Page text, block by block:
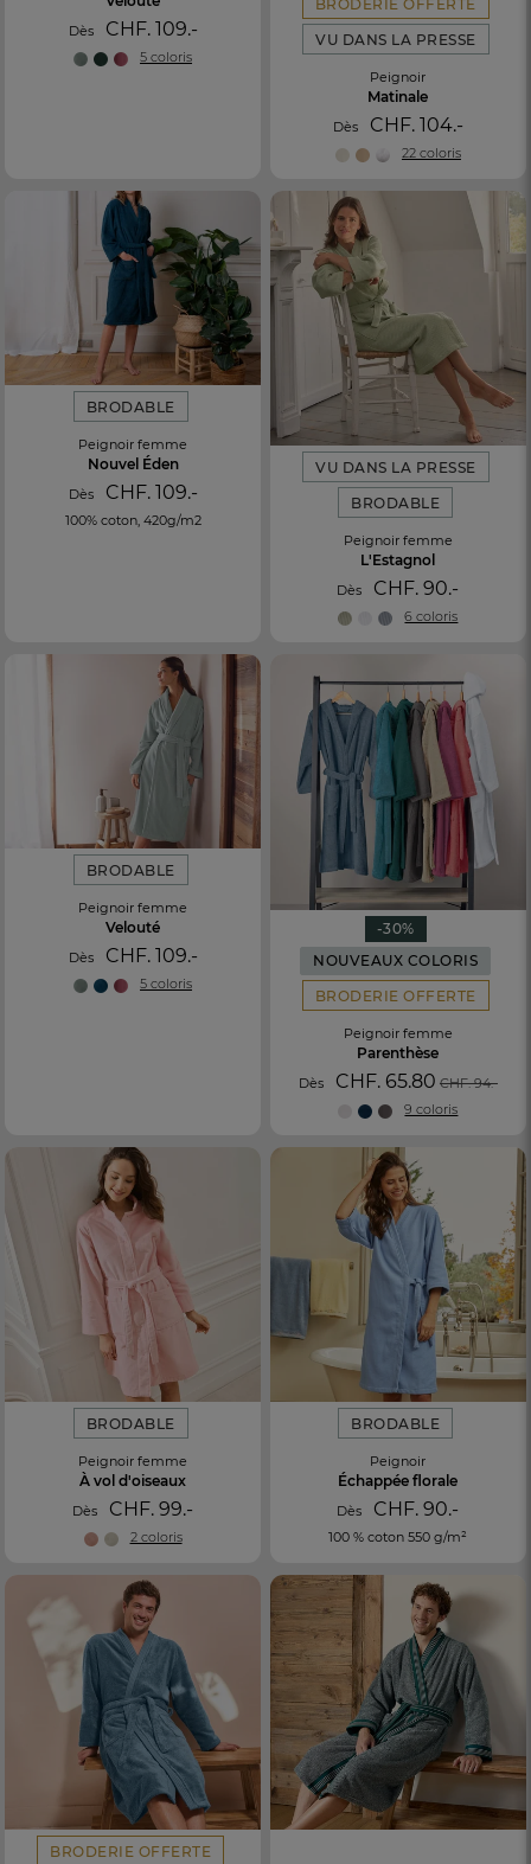
Dès CHF. 109.-
5 coloris
BRODERIE OFFERTE
VU DANS LA PRESSE
Peignoir
Matinale
Dès CHF. 104.-
22 coloris
BRODABLE
Peignoir femme
Nouvel Éden
Dès CHF. 109.-
100% coton, 420g/m2
VU DANS LA PRESSE
BRODABLE
Peignoir femme
L'Estagnol
Dès CHF. 90.-
6 coloris
BRODABLE
Peignoir femme
Velouté
Dès CHF. 109.-
5 coloris
-30%
NOUVEAUX COLORIS
BRODERIE OFFERTE
Peignoir femme
Parenthèse
Dès CHF. 65.80 CHF. 94.-
9 coloris
BRODABLE
Peignoir femme
À vol d'oiseaux
Dès CHF. 99.-
2 coloris
BRODABLE
Peignoir
Échappée florale
Dès CHF. 90.-
100 % coton 550 g/m²
BRODERIE OFFERTE